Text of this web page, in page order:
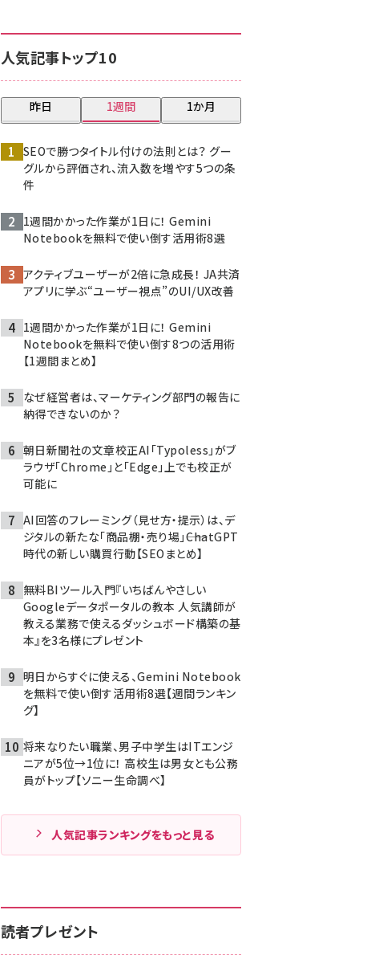
人気記事トップ10
昨日 1週間 1か月
SEOで勝つタイトル付けの法則とは？ グー
グルから評価され、流入数を増やす5つの条
件
1週間かかった作業が1日に！ Gemini
Notebookを無料で使い倒す活用術8選
アクティブユーザーが2倍に急成長！ JA共済
アプリに学ぶ“ユーザー視点”のUI/UX改善
1週間かかった作業が1日に！ Gemini
Notebookを無料で使い倒す8つの活用術
【1週間まとめ】
なぜ経営者は、マーケティング部門の報告に
納得できないのか？
朝日新聞社の文章校正AI「Typoless」がブ
ラウザ「Chrome」と「Edge」上でも校正が
可能に
AI回答のフレーミング（見せ方・提示）は、デ
ジタルの新たな「商品棚・売り場」――ChatGPT
時代の新しい購買行動【SEOまとめ】
無料BIツール入門『いちばんやさしい
Googleデータポータルの教本 人気講師が
教える業務で使えるダッシュボード構築の基
本』を3名様にプレゼント
明日からすぐに使える、Gemini Notebook
を無料で使い倒す活用術8選【週間ランキン
グ】
将来なりたい職業、男子中学生はITエンジ
ニアが5位→1位に！ 高校生は男女とも公務
員がトップ【ソニー生命調べ】
人気記事ランキングをもっと見る
読者プレゼント